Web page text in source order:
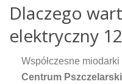
Dlaczego
elektryczny
Współczesne
Centrum